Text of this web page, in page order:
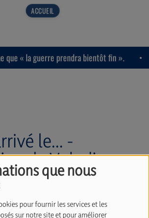
que nous
pour fournir les services et les
sur notre site et pour améliorer
« la guerre prendra bientôt fin ».
le... -
de Volodimyr
le 20 mai 2019.